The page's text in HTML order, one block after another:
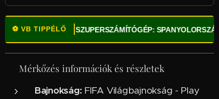
⚽ VB TIPPÉLŐ
⚽ OPTA SZUPERSZÁMÍTÓGÉP: SPANYOLORSZÁG A
📌 Mérkőzés információk és részletek
Bajnokság: FIFA Világbajnokság - Play